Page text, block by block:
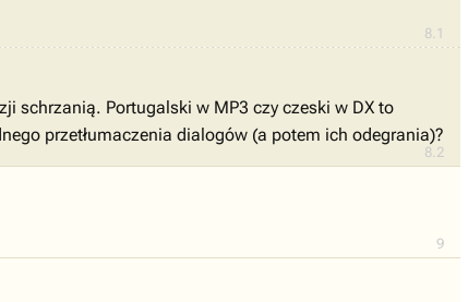
8.1
8.2
schrzanią. Portugalski w MP3 czy czeski w DX to
przetłumaczenia dialogów (a potem ich odegrania)?
9